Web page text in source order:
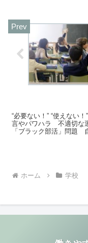
“必要ない！” “使えない
言やパワハラ 不適切な
「ブラック部活」問題
ホーム 学校